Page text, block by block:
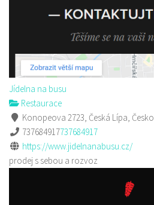
Jídelna na busu
Restaurace
Konopeova 2723, Česká Lípa, Česko
737684917737684917
https://www.jidelnanabusu.cz/
prodej s sebou a rozvoz